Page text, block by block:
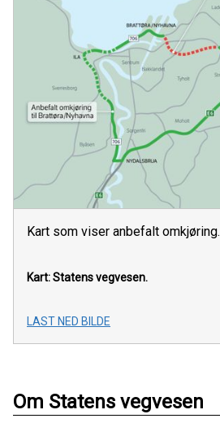
Kart som viser anbefalt omkjøring.
Kart: Statens vegvesen.
LAST NED BILDE
Om Statens vegvesen